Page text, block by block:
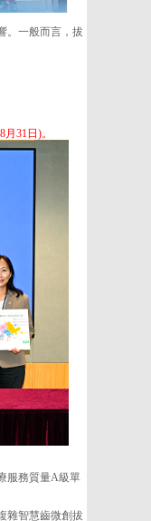
一般而言，拔
31日)。
服務質量A級單
智慧齒微創拔